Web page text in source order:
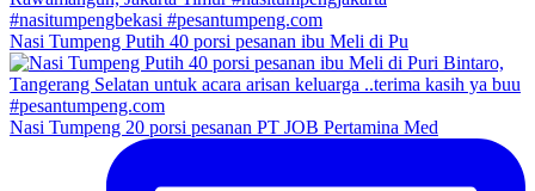
Nasi Tumpeng Putih 40 porsi pesanan ibu Meli di Pu
Nasi Tumpeng 20 porsi pesanan PT JOB Pertamina Med